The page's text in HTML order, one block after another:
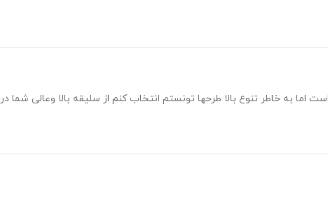
اما به خاطر تنوع بالا طرحها تونستم انتخاب کنم از سلیقه بالا وعالی